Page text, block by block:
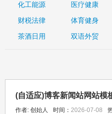
化工能源
医疗健康
财税法律
体育健身
茶酒日用
双语外贸
(自适应)博客新闻站网站模
作者: 创始人 时间： 2026-07-08